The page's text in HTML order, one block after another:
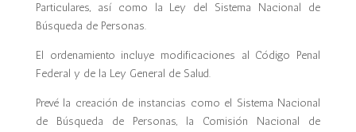
Particulares, así como la Ley del Sistema Nacional de
Búsqueda de Personas.
El ordenamiento incluye modificaciones al Código Penal
Federal y de la Ley General de Salud.
Prevé la creación de instancias como el Sistema Nacional
de Búsqueda de Personas, la Comisión Nacional de